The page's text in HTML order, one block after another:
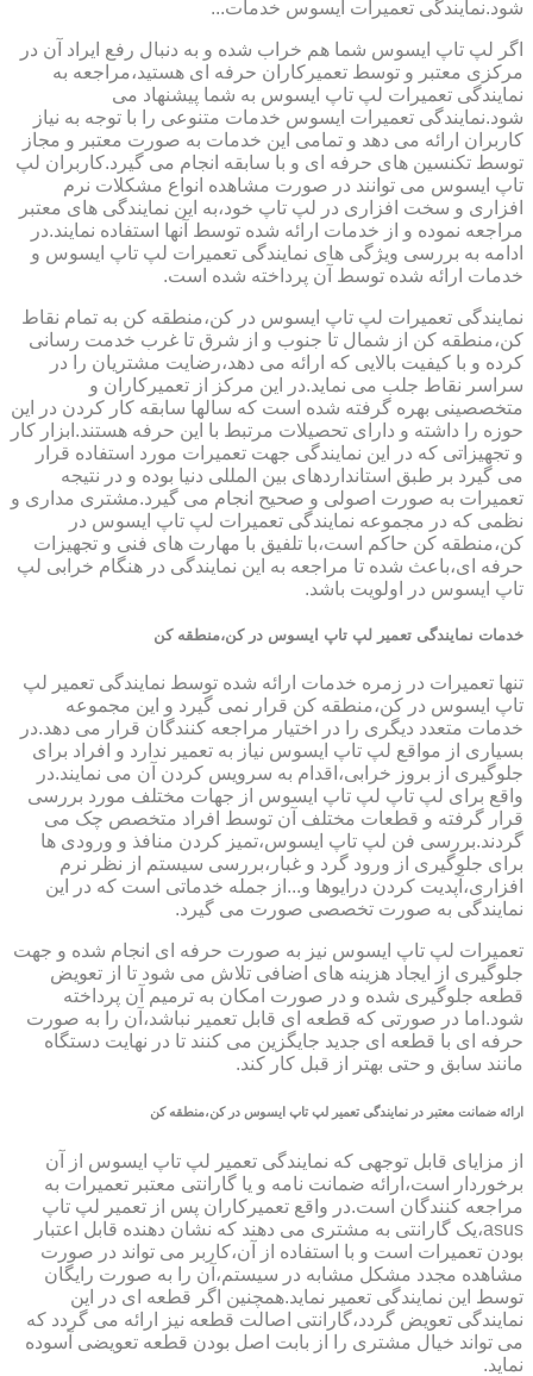
شود.نمایندگی تعمیرات ایسوس خدمات...
اگر لپ تاپ ایسوس شما هم خراب شده و به دنبال رفع ایراد آن در
مرکزی معتبر و توسط تعمیرکاران حرفه ای هستید،مراجعه به
نمایندگی تعمیرات لپ تاپ ایسوس به شما پیشنهاد می
شود.نمایندگی تعمیرات ایسوس خدمات متنوعی را با توجه به نیاز
کاربران ارائه می دهد و تمامی این خدمات به صورت معتبر و مجاز
توسط تکنسین های حرفه ای و با سابقه انجام می گیرد.کاربران لپ
تاپ ایسوس می توانند در صورت مشاهده انواع مشکلات نرم
افزاری و سخت افزاری در لپ تاپ خود،به این نمایندگی های معتبر
مراجعه نموده و از خدمات ارائه شده توسط آنها استفاده نمایند.در
ادامه به بررسی ویژگی های نمایندگی تعمیرات لپ تاپ ایسوس و
خدمات ارائه شده توسط آن پرداخته شده است.
نمایندگی تعمیرات لپ تاپ ایسوس در کن،منطقه کن به تمام نقاط
کن،منطقه کن از شمال تا جنوب و از شرق تا غرب خدمت رسانی
کرده و با کیفیت بالایی که ارائه می دهد،رضایت مشتریان را در
سراسر نقاط جلب می نماید.در این مرکز از تعمیرکاران و
متخصصینی بهره گرفته شده است که سالها سابقه کار کردن در این
حوزه را داشته و دارای تحصیلات مرتبط با این حرفه هستند.ابزار کار
و تجهیزاتی که در این نمایندگی جهت تعمیرات مورد استفاده قرار
می گیرد بر طبق استانداردهای بین المللی دنیا بوده و در نتیجه
تعمیرات به صورت اصولی و صحیح انجام می گیرد.مشتری مداری و
نظمی که در مجموعه نمایندگی تعمیرات لپ تاپ ایسوس در
کن،منطقه کن حاکم است،با تلفیق با مهارت های فنی و تجهیزات
حرفه ای،باعث شده تا مراجعه به این نمایندگی در هنگام خرابی لپ
تاپ ایسوس در اولویت باشد.
خدمات نمایندگی تعمیر لپ تاپ ایسوس در کن،منطقه کن
تنها تعمیرات در زمره خدمات ارائه شده توسط نمایندگی تعمیر لپ
تاپ ایسوس در کن،منطقه کن قرار نمی گیرد و این مجموعه
خدمات متعدد دیگری را در اختیار مراجعه کنندگان قرار می دهد.در
بسیاری از مواقع لپ تاپ ایسوس نیاز به تعمیر ندارد و افراد برای
جلوگیری از بروز خرابی،اقدام به سرویس کردن آن می نمایند.در
واقع برای لپ تاپ لپ تاپ ایسوس از جهات مختلف مورد بررسی
قرار گرفته و قطعات مختلف آن توسط افراد متخصص چک می
گردند.بررسی فن لپ تاپ ایسوس،تمیز کردن منافذ و ورودی ها
برای جلوگیری از ورود گرد و غبار،بررسی سیستم از نظر نرم
افزاری،آپدیت کردن درایوها و...از جمله خدماتی است که در این
نمایندگی به صورت تخصصی صورت می گیرد.
تعمیرات لپ تاپ ایسوس نیز به صورت حرفه ای انجام شده و جهت
جلوگیری از ایجاد هزینه های اضافی تلاش می شود تا از تعویض
قطعه جلوگیری شده و در صورت امکان به ترمیم آن پرداخته
شود.اما در صورتی که قطعه ای قابل تعمیر نباشد،آن را به صورت
حرفه ای با قطعه ای جدید جایگزین می کنند تا در نهایت دستگاه
مانند سابق و حتی بهتر از قبل کار کند.
ارائه ضمانت معتبر در نمایندگی تعمیر لپ تاپ ایسوس در کن،منطقه کن
از مزایای قابل توجهی که نمایندگی تعمیر لپ تاپ ایسوس از آن
برخوردار است،ارائه ضمانت نامه و یا گارانتی معتبر تعمیرات به
مراجعه کنندگان است.در واقع تعمیرکاران پس از تعمیر لپ تاپ
asus،یک گارانتی به مشتری می دهند که نشان دهنده قابل اعتبار
بودن تعمیرات است و با استفاده از آن،کاربر می تواند در صورت
مشاهده مجدد مشکل مشابه در سیستم،آن را به صورت رایگان
توسط این نمایندگی تعمیر نماید.همچنین اگر قطعه ای در این
نمایندگی تعویض گردد،گارانتی اصالت قطعه نیز ارائه می گردد که
می تواند خیال مشتری را از بابت اصل بودن قطعه تعویضی آسوده
نماید.